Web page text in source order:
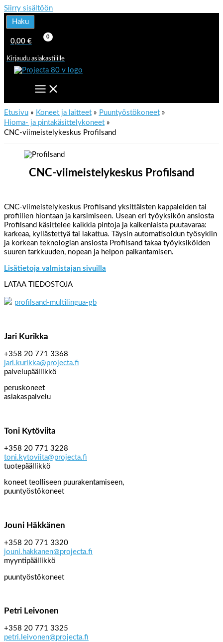
Siirry sisältöön
Haku
0,00 €
Kirjaudu asiakastilille
Etusivu Koneet ja laitteet
Puuntyöstökoneet
Hioma- ja pintakäsittelykoneet
CNC-viimeistelykeskus Profilsand
CNC-viimeistelykeskus Profilsand
CNC-viimeistelykeskus Profilsand yksittäisten kappaleiden tai
profiilien hiontaan ja karsimiseen. Usean eri työyksikön ansiosta
Profilsand käsittelee kaikkia pintoja ja kaikenlaista puutavaraa:
karkeaa, kyllästettyä tai lakattua. Täysin automatisoidun työsyklin
ja korkean teknologian ansiosta Profilsand takaa työyksiköiden
suuren tarkkuuden, nopean ja helpon paikantamisen.
Lisätietoja valmistajan sivuilla
LATAA TIEDOSTOJA
profilsand-multilingua-gb
Jari Kurikka
+358 20 771 3368
jari.kurikka@projecta.fi
palvelupäällikkö
peruskoneet
asiakaspalvelu
Toni Kytöviita
+358 20 771 3228
toni.kytoviita@projecta.fi
tuotepäällikkö
koneet teolliseen puurakentamiseen,
puuntyöstökoneet
Jouni Häkkänen
+358 20 771 3320
jouni.hakkanen@projecta.fi
myyntipäällikkö
puuntyöstökoneet
Petri Leivonen
+358 20 771 3325
petri.leivonen@projecta.fi